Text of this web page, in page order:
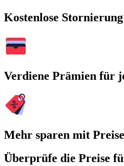
Kostenlose
Verdiene Prämien für
Mehr sparen mit
Überprüfe die Preise